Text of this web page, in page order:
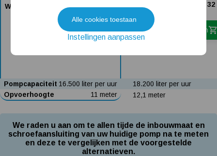
Meest gelezen blogs
Tuin besproeien? Lees hier welke tuinpomp u nodig heeft
Installatie van een beregenings- / hydrofoorpomp
Wilo Stratos 32/1-12
Dit product is niet bij ons verkrijgbaar
DAB Evoplus 120/220 32
1.409,-
In winkelwagen
Pompcapaciteit 16.500 liter per uur
18.200 liter per uur
Opvoerhoogte
11 meter 12,1 meter
We raden u aan om te allen tijde de inbouwmaat en
schroefaansluiting van uw huidige pomp na te meten
en deze te vergelijken met de voorgestelde
alternatieven.
Alle cookies toestaan
Instellingen aanpassen